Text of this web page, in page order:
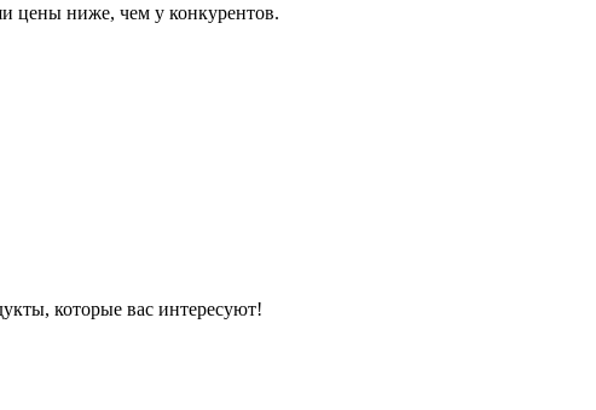
цены ниже, чем у конкурентов.
которые вас интересуют!